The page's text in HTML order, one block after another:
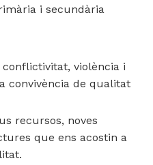
i secundària
violència i
convivència de qualitat
recursos, noves
que ens acostin a